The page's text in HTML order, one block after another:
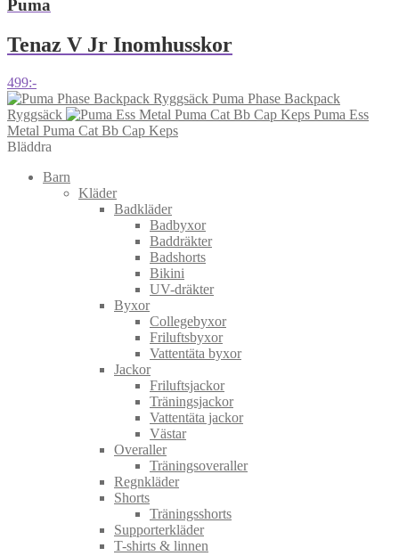
Puma
Tenaz V Jr Inomhusskor
499:-
Puma Phase Backpack
Ryggsäck
Puma Ess
Metal Puma Cat Bb Cap Keps
Bläddra
Barn
Kläder
Badkläder
Badbyxor
Baddräkter
Badshorts
Bikini
UV-dräkter
Byxor
Collegebyxor
Friluftsbyxor
Vattentäta byxor
Jackor
Friluftsjackor
Träningsjackor
Vattentäta jackor
Västar
Overaller
Träningsoveraller
Regnkläder
Shorts
Träningsshorts
Supporterkläder
T-shirts & linnen